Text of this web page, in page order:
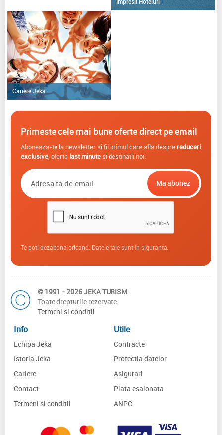
Impresii Hoteluri
Cariere Jeka
Primeste cele mai bune oferte direct pe email
Aboneaza-te la newsletter si fii primul care afla despre reduceri
exclusive, oferte last minutesi destinatii noi.
Te poti dezabona oricand. Datele tale sunt in siguranta.
© 1991 - 2026 JEKA TURISM
Toate drepturile rezervate.
Termeni si conditii
Info
Echipa Jeka
Istoria Jeka
Cariere
Contact
Termeni si conditii
Utile
Contracte
Protectia datelor
Asigurari
Plata esalonata
ANPC